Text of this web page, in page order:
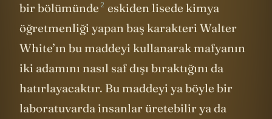
birbölümünde 2 eskiden lisede kimya
öğretmenliği yapan baş karakteri Walter
White’ın bu maddeyi kullanarak mafyanın
iki adamını nasıl saf dışı bıraktığını da
hatırlayacaktır. Bu maddeyi ya böyle bir
laboratuvarda insanlar üretebilir ya da